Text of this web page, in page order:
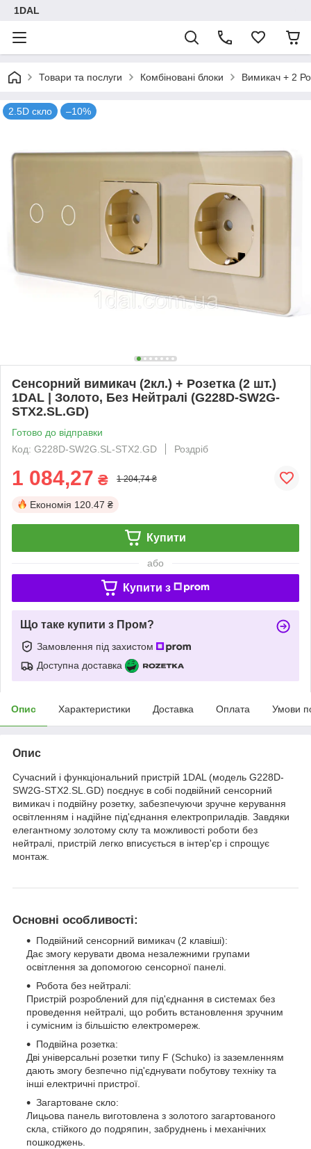
1DAL
Товари та послуги Комбіновані блоки Вимикач + 2
2.5D скло –10%
Сенсорний вимикач (2кл.) + Розетка (2 шт.)
1DAL | Золото, Без Нейтралі (G228D-SW2G-
STX2.SL.GD)
Готово до відправки
Код: G228D-SW2G.SL-STX2.GD
Роздріб
1 084,27 ₴ 1 204,74 ₴
Економія 120.47 ₴
Купити
або
Купити з
Що таке купити з Пром?
Замовлення під захистом
Доступна доставка
Опис Характеристики Доставка Оплата Умови
Опис
Сучасний і функціональний пристрій 1DAL (модель G228D-
SW2G-STX2.SL.GD) поєднує в собі подвійний сенсорний
вимикач і подвійну розетку, забезпечуючи зручне керування
освітленням і надійне під'єднання електроприладів. Завдяки
елегантному золотому склу та можливості роботи без
нейтралі, пристрій легко вписується в інтер'єр і спрощує
монтаж.
Основні особливості:
Подвійний сенсорний вимикач (2 клавіші):
Дає змогу керувати двома незалежними групами
освітлення за допомогою сенсорної панелі.
Робота без нейтралі:
Пристрій розроблений для під'єднання в системах без
проведення нейтралі, що робить встановлення зручним
і сумісним із більшістю електромереж.
Подвійна розетка:
Дві універсальні розетки типу F (Schuko) із заземленням
дають змогу безпечно під'єднувати побутову техніку та
інші електричні пристрої.
Загартоване скло:
Лицьова панель виготовлена з золотого загартованого
скла, стійкого до подряпин, забруднень і механічних
пошкоджень.